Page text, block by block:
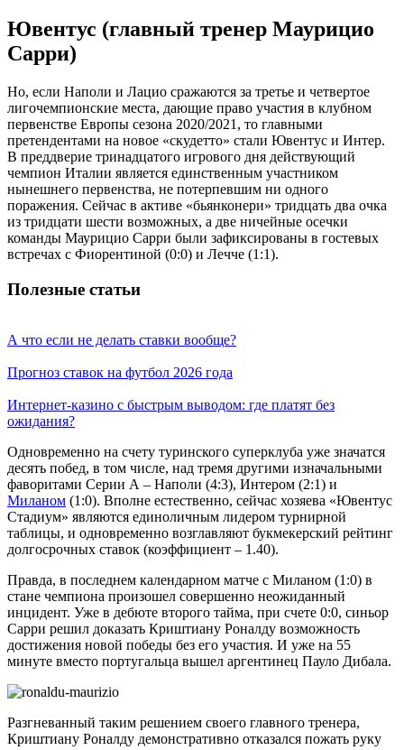
Ювентус (главный тренер Маурицио
Сарри)
Но, если Наполи и Лацио сражаются за третье и четвертое
лигочемпионские места, дающие право участия в клубном
первенстве Европы сезона 2020/2021, то главными
претендентами на новое «скудетто» стали Ювентус и Интер.
В преддверие тринадцатого игрового дня действующий
чемпион Италии является единственным участником
нынешнего первенства, не потерпевшим ни одного
поражения. Сейчас в активе «бьянконери» тридцать два очка
из тридцати шести возможных, а две ничейные осечки
команды Маурицио Сарри были зафиксированы в гостевых
встречах с Фиорентиной (0:0) и Лечче (1:1).
Полезные статьи
А что если не делать ставки вообще?
Прогноз ставок на футбол 2026 года
Интернет-казино с быстрым выводом: где платят без
ожидания?
Одновременно на счету туринского суперклуба уже значатся
десять побед, в том числе, над тремя другими изначальными
фаворитами Серии А – Наполи (4:3), Интером (2:1) и
Миланом (1:0). Вполне естественно, сейчас хозяева «Ювентус
Стадиум» являются единоличным лидером турнирной
таблицы, и одновременно возглавляют букмекерский рейтинг
долгосрочных ставок (коэффициент – 1.40).
Правда, в последнем календарном матче с Миланом (1:0) в
стане чемпиона произошел совершенно неожиданный
инцидент. Уже в дебюте второго тайма, при счете 0:0, синьор
Сарри решил доказать Криштиану Роналду возможность
достижения новой победы без его участия. И уже на 55
минуте вместо португальца вышел аргентинец Пауло Дибала.
Разгневанный таким решением своего главного тренера,
Криштиану Роналду демонстративно отказался пожать руку